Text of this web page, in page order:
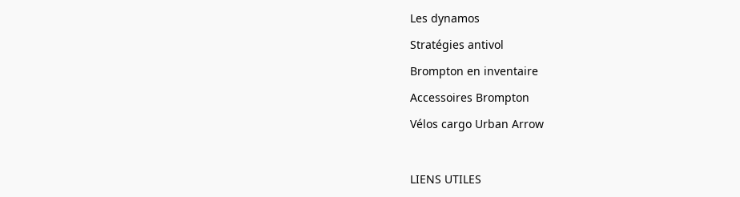
Les dynamos
Stratégies antivol
Brompton en inventaire
Accessoires Brompton
Vélos cargo Urban Arrow
LIENS UTILES